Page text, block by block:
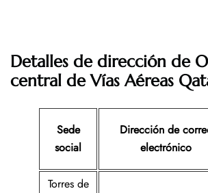
Detalles de dirección de
central de Vías Aéreas
Sede
social
Dirección de
electrónico
Torres de